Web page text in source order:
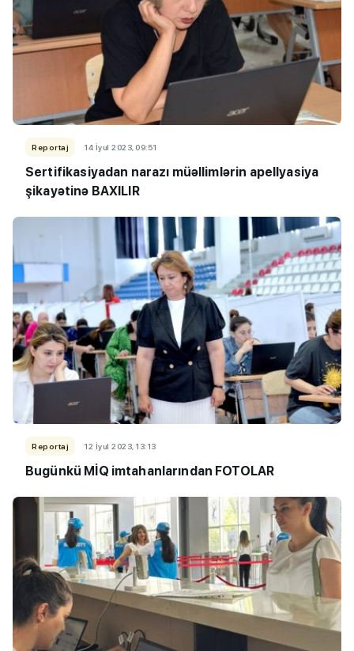
Reportaj 14 İyul 2023, 09:51
Sertifikasiyadan narazı müəllimlərin apellyasiya
şikayətinə BAXILIR
Reportaj 12 İyul 2023, 13:13
Bugünkü MİQ imtahanlarından FOTOLAR